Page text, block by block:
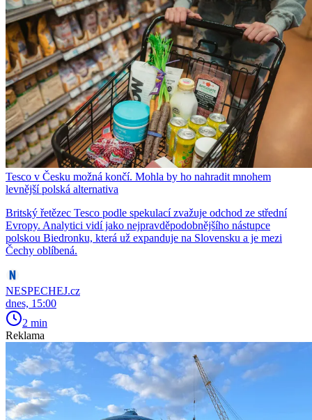
Tesco v Česku možná končí. Mohla by ho nahradit mnohem
levnější polská alternativa
Britský řetězec Tesco podle spekulací zvažuje odchod ze střední
Evropy. Analytici vidí jako nejpravděpodobnějšího nástupce
polskou Biedronku, která už expanduje na Slovensku a je mezi
Čechy oblíbená.
NESPECHEJ.cz
dnes, 15:00
2 min
Reklama